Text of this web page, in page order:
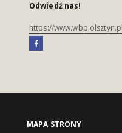
Odwiedź nas!
https://
MAPA STRONY